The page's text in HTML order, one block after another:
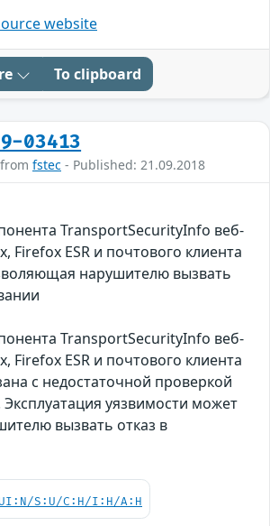
website
To clipboard
03413
fstec - Published: 21.09.2018
TransportSecurityInfo веб-
Firefox ESR и почтового клиента
нарушителю вызвать
TransportSecurityInfo веб-
Firefox ESR и почтового клиента
с недостаточной проверкой
уязвимости может
вызвать отказ в
S:U/C:H/I:H/A:H